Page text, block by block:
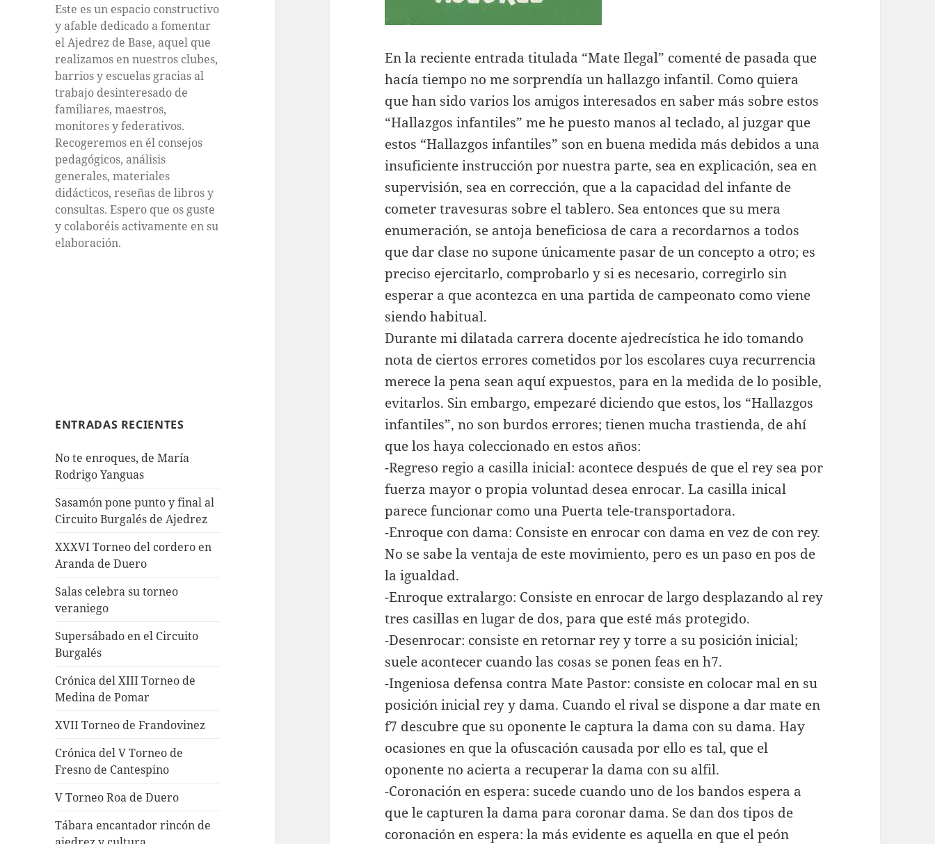
Este es un espacio constructivo
y afable dedicado a fomentar
el Ajedrez de Base, aquel que
realizamos en nuestros clubes,
barrios y escuelas gracias al
trabajo desinteresado de
familiares, maestros,
monitores y federativos.
Recogeremos en él consejos
pedagógicos, análisis
generales, materiales
didácticos, reseñas de libros y
consultas. Espero que os guste
y colaboréis activamente en su
elaboración.
ENTRADAS RECIENTES
No te enroques, de María
Rodrigo Yanguas
Sasamón pone punto y final al
Circuito Burgalés de Ajedrez
XXXVI Torneo del cordero en
Aranda de Duero
Salas celebra su torneo
veraniego
Supersábado en el Circuito
Burgalés
Crónica del XIII Torneo de
Medina de Pomar
XVII Torneo de Frandovinez
Crónica del V Torneo de
Fresno de Cantespino
V Torneo Roa de Duero
Tábara encantador rincón de
En la reciente entrada titulada “Mate Ilegal” comenté de pasada que
hacía tiempo no me sorprendía un hallazgo infantil. Como quiera
que han sido varios los amigos interesados en saber más sobre estos
“Hallazgos infantiles” me he puesto manos al teclado, al juzgar que
estos “Hallazgos infantiles” son en buena medida más debidos a una
insuficiente instrucción por nuestra parte, sea en explicación, sea en
supervisión, sea en corrección, que a la capacidad del infante de
cometer travesuras sobre el tablero. Sea entonces que su mera
enumeración, se antoja beneficiosa de cara a recordarnos a todos
que dar clase no supone únicamente pasar de un concepto a otro; es
preciso ejercitarlo, comprobarlo y si es necesario, corregirlo sin
esperar a que acontezca en una partida de campeonato como viene
siendo habitual.
Durante mi dilatada carrera docente ajedrecística he ido tomando
nota de ciertos errores cometidos por los escolares cuya recurrencia
merece la pena sean aquí expuestos, para en la medida de lo posible,
evitarlos. Sin embargo, empezaré diciendo que estos, los “Hallazgos
infantiles”, no son burdos errores; tienen mucha trastienda, de ahí
que los haya coleccionado en estos años:
-Regreso regio a casilla inicial: acontece después de que el rey sea por
fuerza mayor o propia voluntad desea enrocar. La casilla inical
parece funcionar como una Puerta tele-transportadora.
-Enroque con dama: Consiste en enrocar con dama en vez de con rey.
No se sabe la ventaja de este movimiento, pero es un paso en pos de
la igualdad.
-Enroque extralargo: Consiste en enrocar de largo desplazando al rey
tres casillas en lugar de dos, para que esté más protegido.
-Desenrocar: consiste en retornar rey y torre a su posición inicial;
suele acontecer cuando las cosas se ponen feas en h7.
-Ingeniosa defensa contra Mate Pastor: consiste en colocar mal en su
posición inicial rey y dama. Cuando el rival se dispone a dar mate en
f7 descubre que su oponente le captura la dama con su dama. Hay
ocasiones en que la ofuscación causada por ello es tal, que el
oponente no acierta a recuperar la dama con su alfil.
-Coronación en espera: sucede cuando uno de los bandos espera a
que le capturen la dama para coronar dama. Se dan dos tipos de
coronación en espera: la más evidente es aquella en que el peón